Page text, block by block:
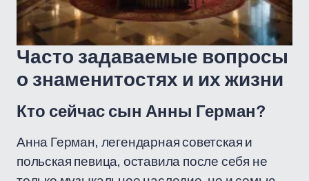
Часто задаваемые вопросы
о знаменитостях и их жизни
Кто сейчас сын Анны Герман?
Анна Герман, легендарная советская и
польская певица, оставила после себя не